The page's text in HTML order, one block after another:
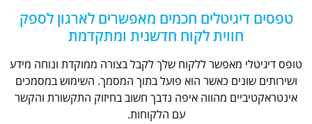
טפסים דיגיטלים חכמים מאפשרים לארגון לספק
חווית לקוח חדשנית ומתקדמת
טופס דיגיטלי מאפשר ללקוח שלך לקבל בצורה ממוקדת ונוחה מידע
ושירותים שונים כאשר הוא פועל בתוך המסמך. השימוש במסמכים
אינטראקטיביים מהווה איפה נדבך חשוב בחיזוק התקשורת והקשר
עם הלקוחות.